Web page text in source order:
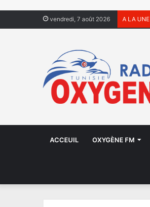
vendredi, 7 août 2026 A LA UNE
ACCEUIL OXYGÈNE FM